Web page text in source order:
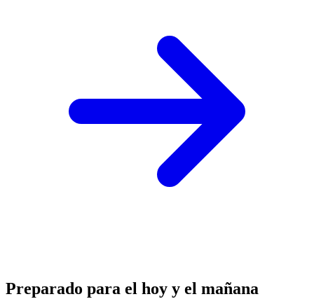
Preparado para el hoy y el mañana